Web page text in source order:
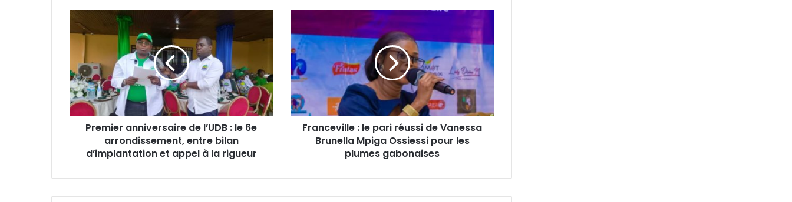
e
r
e
s
s
e
l
e
r
a
n
r
Premier anniversaire de l’UDB : le 6e
arrondissement, entre bilan
d’implantation et appel à la rigueur
a
n
e
i
l
e
Franceville : le pari réussi de Vanessa
Brunella Mpiga Ossiessi pour les
plumes gabonaises